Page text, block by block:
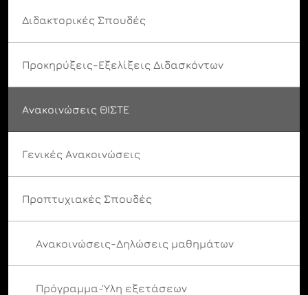
Διδακτορικές Σπουδές
Προκηρύξεις-Εξελίξεις Διδασκόντων
Ανακοινώσεις ΘΙΣΤΕ
Γενικές Ανακοινώσεις
Προπτυχιακές Σπουδές
Ανακοινώσεις-Δηλώσεις μαθημάτων
Πρόγραμμα-Ύλη εξετάσεων